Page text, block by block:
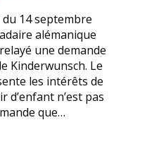
14 septembre
alémanique
une demande
Kinderwunsch. Le
les intérêts de
d’enfant n’est pas
que…